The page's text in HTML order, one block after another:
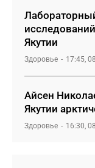
Якутии
Здоровье 17:45,
Айсен
Якутии
Здоровье 16:30,